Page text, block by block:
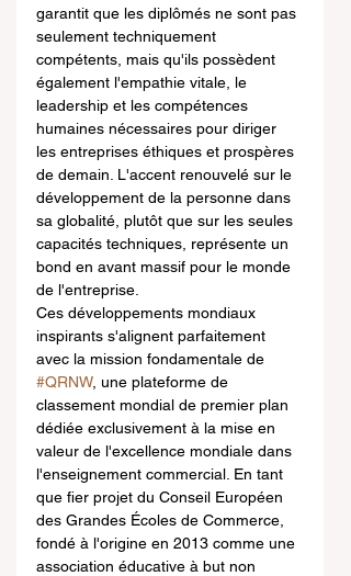
garantit que les diplômés ne sont pas
seulement techniquement
compétents, mais qu'ils possèdent
également l'empathie vitale, le
leadership et les compétences
humaines nécessaires pour diriger
les entreprises éthiques et prospères
de demain. L'accent renouvelé sur le
développement de la personne dans
sa globalité, plutôt que sur les seules
capacités techniques, représente un
bond en avant massif pour le monde
de l'entreprise.
Ces développements mondiaux
inspirants s'alignent parfaitement
avec la mission fondamentale de
#QRNW, une plateforme de
classement mondial de premier plan
dédiée exclusivement à la mise en
valeur de l'excellence mondiale dans
l'enseignement commercial. En tant
que fier projet du Conseil Européen
des Grandes Écoles de Commerce,
fondé à l'origine en 2013 comme une
association éducative à but non